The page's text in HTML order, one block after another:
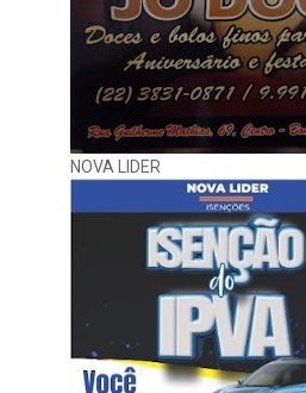
NOVA LIDER